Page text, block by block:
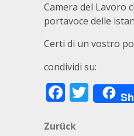
Camera del Lavoro
portavoce delle
Certi di un vostro
condividi su:
Zurück